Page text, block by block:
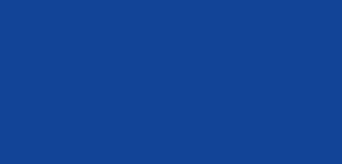
یکی از نکات مهم انتخاب نرم افزار
باشند، برای برطرف کردن همه مشکلات